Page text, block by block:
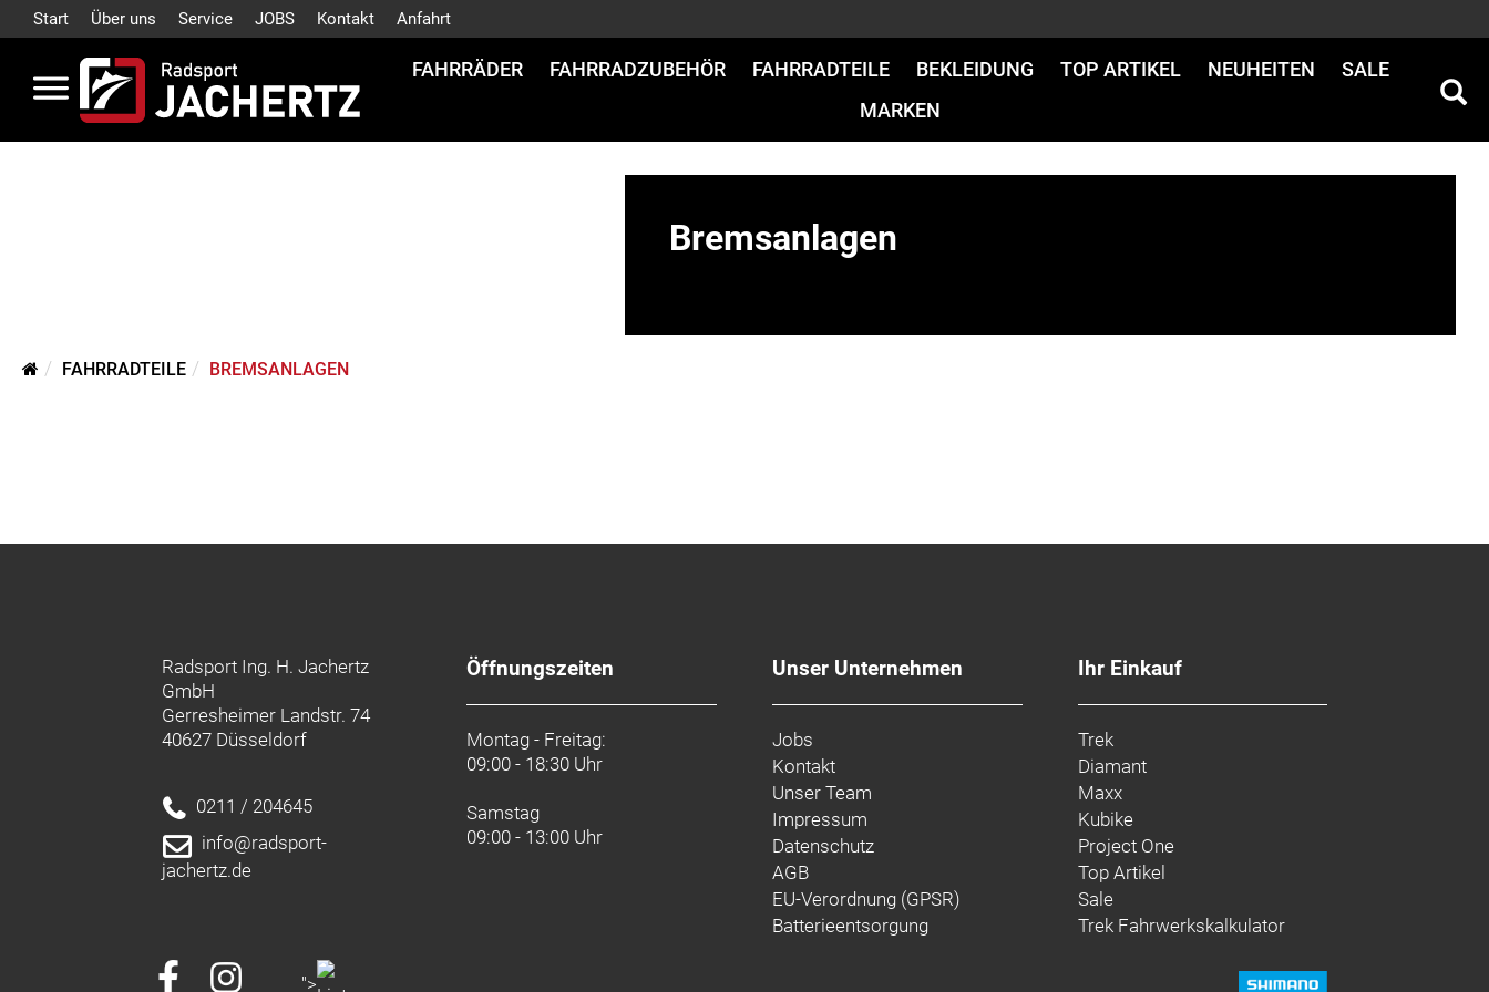
Start Über uns Service JOBS Kontakt Anfahrt
FAHRRÄDER FAHRRADZUBEHÖR FAHRRADTEILE BEKLEIDUNG TOP ARTIKEL NEUHEITEN
SALE
MARKEN
Bremsanlagen
FAHRRADTEILE BREMSANLAGEN
Radsport Ing. H. Jachertz
GmbH
Gerresheimer Landstr. 74
40627 Düsseldorf
0211 / 204645
info@radsport-
jachertz.de
Öffnungszeiten
Montag - Freitag:
09:00 - 18:30 Uhr
Samstag
09:00 - 13:00 Uhr
Unser Unternehmen
Jobs
Kontakt
Unser Team
Impressum
Datenschutz
AGB
EU-Verordnung (GPSR)
Batterieentsorgung
Ihr Einkauf
Trek
Diamant
Maxx
Kubike
Project One
Top Artikel
Sale
Trek Fahrwerkskalkulator
">